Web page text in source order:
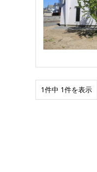
1件中 1件を表示